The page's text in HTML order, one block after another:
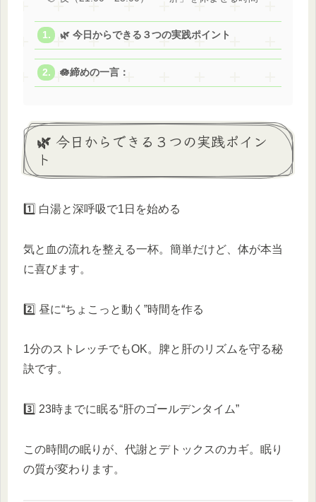
🌿 今日からできる３つの実践ポイント
🪷締めの一言：
🌿 今日からできる３つの実践ポイン
ト
1️⃣ 白湯と深呼吸で1日を始める
気と血の流れを整える一杯。簡単だけど、体が本当
に喜びます。
2️⃣ 昼に“ちょこっと動く”時間を作る
1分のストレッチでもOK。脾と肝のリズムを守る秘
訣です。
3️⃣ 23時までに眠る“肝のゴールデンタイム”
この時間の眠りが、代謝とデトックスのカギ。眠り
の質が変わります。